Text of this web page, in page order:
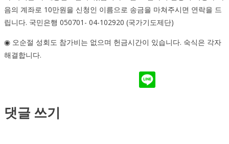
음의 계좌로 10만원을 신청인 이름으로 송금을 마쳐주시면 연락을 드
립니다. 국민은행 050701- 04-102920 (국가기도제단)
◉ 오순절 성회도 참가비는 없으며 헌금시간이 있습니다. 숙식은 각자
해결합니다.
댓글 쓰기